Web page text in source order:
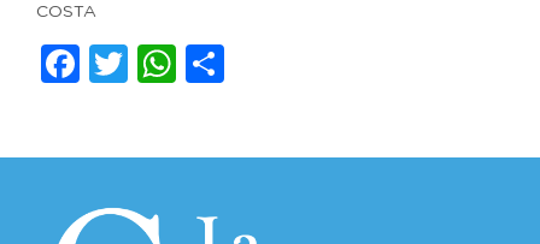
COSTA
Facebook
TwitterWhatsApp